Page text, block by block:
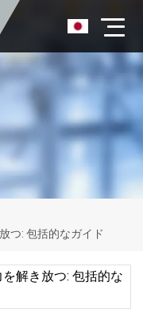
つ: 包括的なガイド